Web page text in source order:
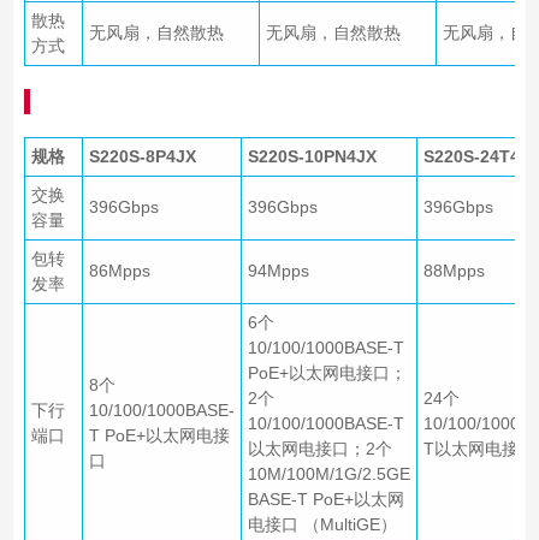
散热
方式
无风扇，自然散热 无风扇，自然散热 无风扇，自
规格 S220S-8P4JX S220S-10PN4JX
S220S-24T4J
交换
容量
396Gbps 396Gbps 396Gbps
包转
发率
86Mpps 94Mpps 88Mpps
下行
端口
8个
10/100/1000BASE-
T PoE+以太网电接
口
6个
10/100/1000BASE-T
PoE+以太网电接口；
2个
10/100/1000BASE-T
以太网电接口；2个
10M/100M/1G/2.5GE
BASE-T PoE+以太网
电接口 （MultiGE）
24个
10/100/
T以太网电接 口